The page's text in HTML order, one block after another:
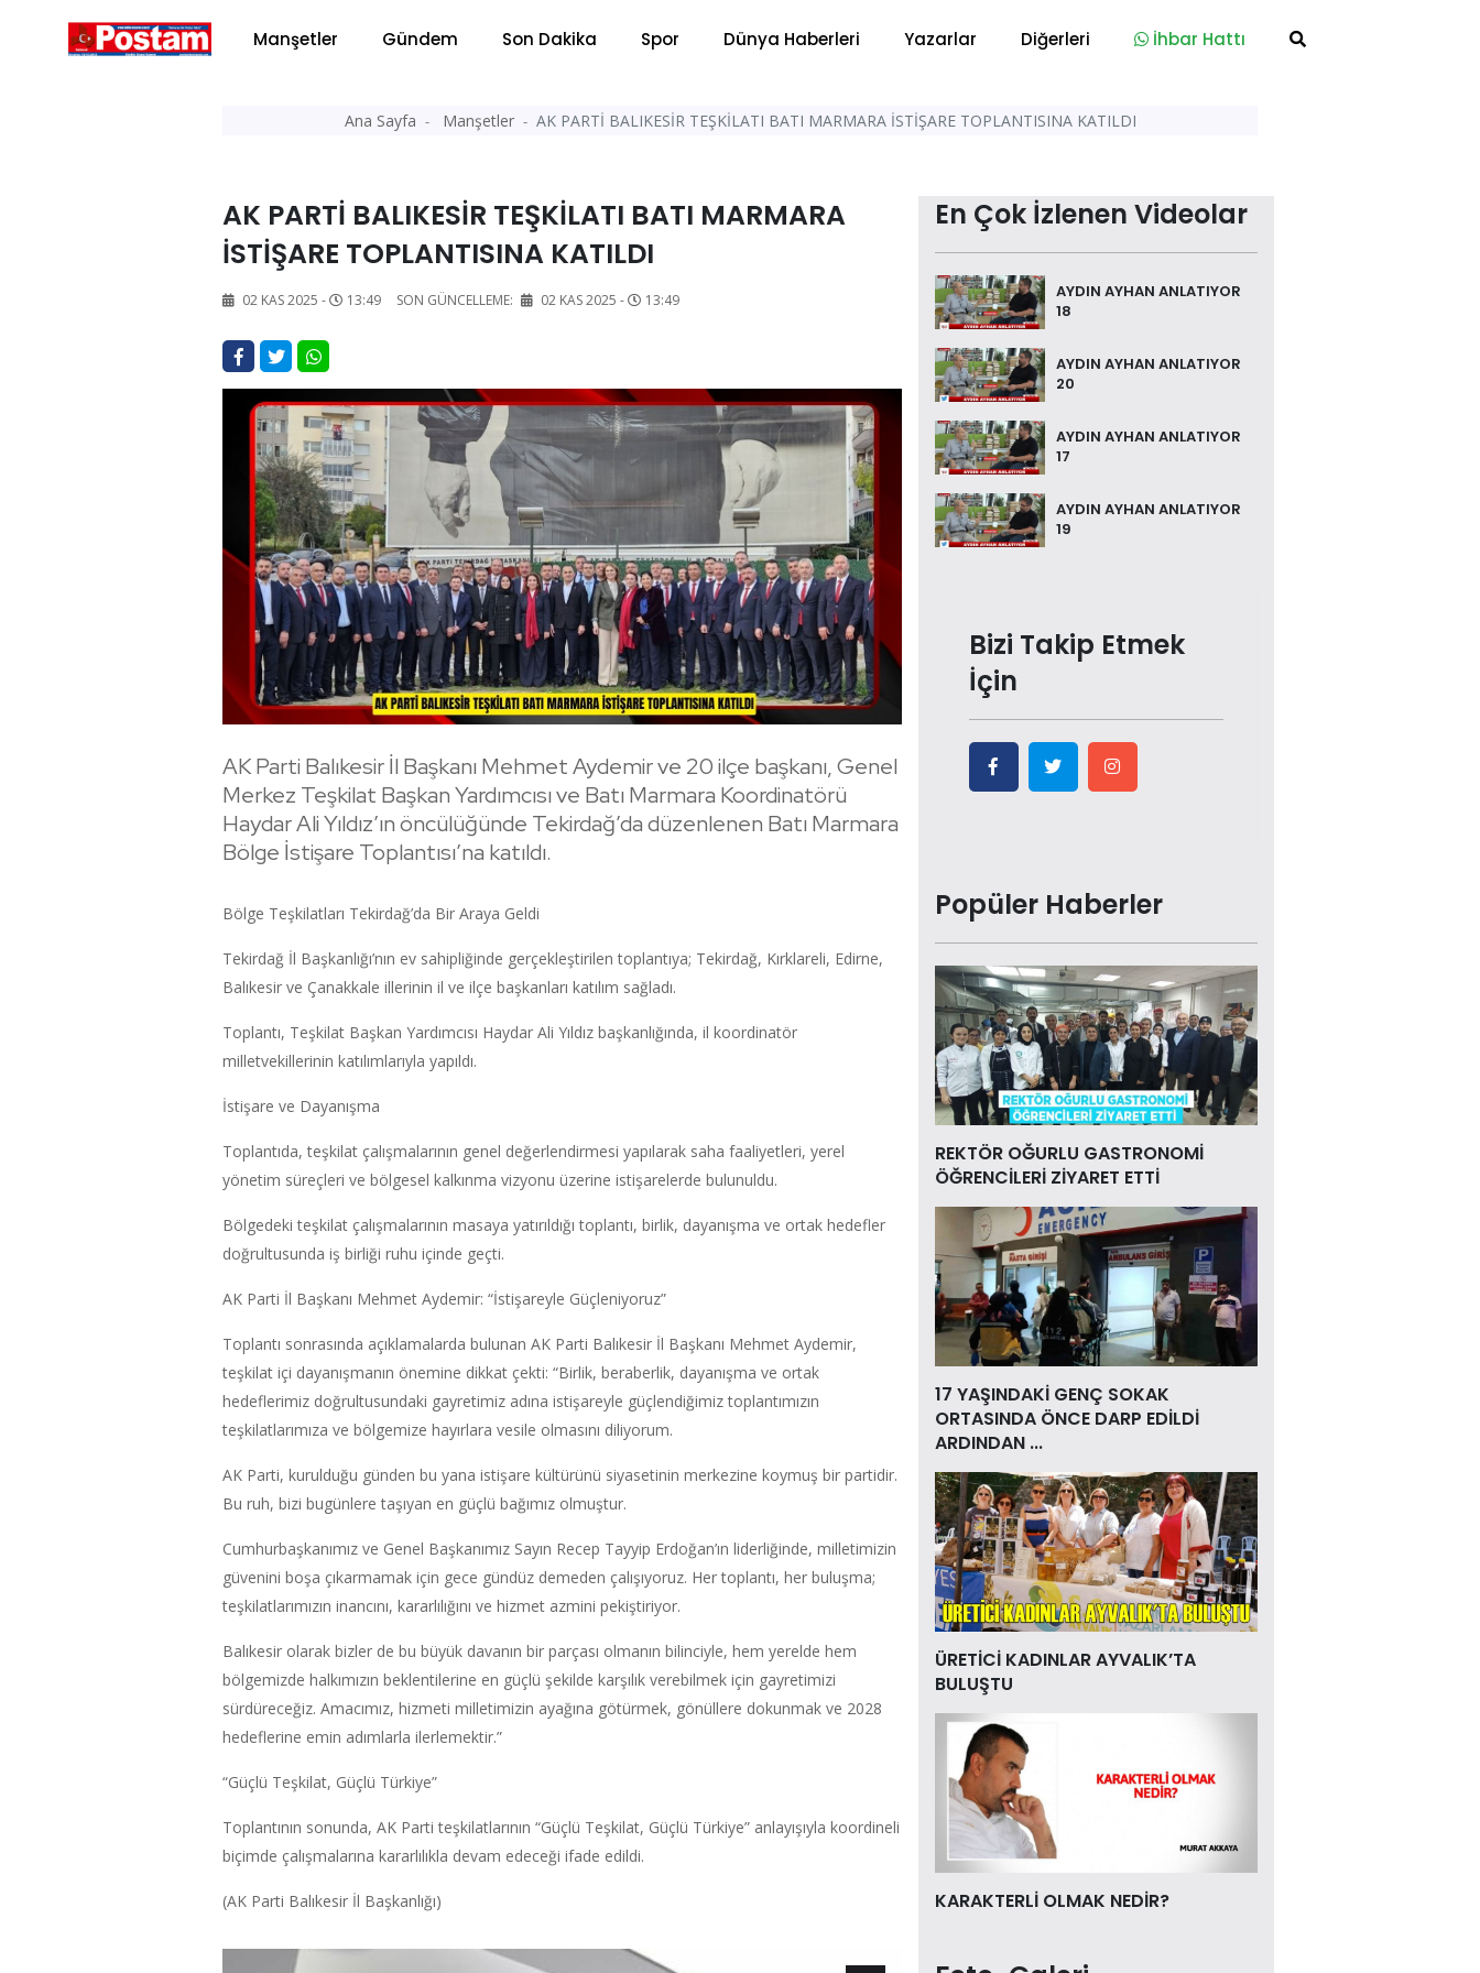
Manşetler Gündem Son Dakika Spor Dünya Haberleri Yazarlar Diğerleri İhbar Hattı
Ana Sayfa Manşetler AK PARTİ BALIKESİR TEŞKİLATI BATI MARMARA İSTİŞARE TOPLANTISINA KATILDI
AK PARTİ BALIKESİR TEŞKİLATI BATI MARMARA
İSTİŞARE TOPLANTISINA KATILDI
02 KAS 2025 - 13:49 SON GÜNCELLEME: 02 KAS 2025 - 13:49
AK Parti Balıkesir İl Başkanı Mehmet Aydemir ve 20 ilçe başkanı, Genel
Merkez Teşkilat Başkan Yardımcısı ve Batı Marmara Koordinatörü
Haydar Ali Yıldız’ın öncülüğünde Tekirdağ’da düzenlenen Batı Marmara
Bölge İstişare Toplantısı’na katıldı.
Bölge Teşkilatları Tekirdağ’da Bir Araya Geldi
Tekirdağ İl Başkanlığı’nın ev sahipliğinde gerçekleştirilen toplantıya; Tekirdağ, Kırklareli, Edirne,
Balıkesir ve Çanakkale illerinin il ve ilçe başkanları katılım sağladı.
Toplantı, Teşkilat Başkan Yardımcısı Haydar Ali Yıldız başkanlığında, il koordinatör
milletvekillerinin katılımlarıyla yapıldı.
İstişare ve Dayanışma
Toplantıda, teşkilat çalışmalarının genel değerlendirmesi yapılarak saha faaliyetleri, yerel
yönetim süreçleri ve bölgesel kalkınma vizyonu üzerine istişarelerde bulunuldu.
Bölgedeki teşkilat çalışmalarının masaya yatırıldığı toplantı, birlik, dayanışma ve ortak hedefler
doğrultusunda iş birliği ruhu içinde geçti.
AK Parti İl Başkanı Mehmet Aydemir: “İstişareyle Güçleniyoruz”
Toplantı sonrasında açıklamalarda bulunan AK Parti Balıkesir İl Başkanı Mehmet Aydemir,
teşkilat içi dayanışmanın önemine dikkat çekti: “Birlik, beraberlik, dayanışma ve ortak
hedeflerimiz doğrultusundaki gayretimiz adına istişareyle güçlendiğimiz toplantımızın
teşkilatlarımıza ve bölgemize hayırlara vesile olmasını diliyorum.
AK Parti, kurulduğu günden bu yana istişare kültürünü siyasetinin merkezine koymuş bir partidir.
Bu ruh, bizi bugünlere taşıyan en güçlü bağımız olmuştur.
Cumhurbaşkanımız ve Genel Başkanımız Sayın Recep Tayyip Erdoğan’ın liderliğinde, milletimizin
güvenini boşa çıkarmamak için gece gündüz demeden çalışıyoruz. Her toplantı, her buluşma;
teşkilatlarımızın inancını, kararlılığını ve hizmet azmini pekiştiriyor.
Balıkesir olarak bizler de bu büyük davanın bir parçası olmanın bilinciyle, hem yerelde hem
bölgemizde halkımızın beklentilerine en güçlü şekilde karşılık verebilmek için gayretimizi
sürdüreceğiz. Amacımız, hizmeti milletimizin ayağına götürmek, gönüllere dokunmak ve 2028
hedeflerine emin adımlarla ilerlemektir.”
“Güçlü Teşkilat, Güçlü Türkiye”
Toplantının sonunda, AK Parti teşkilatlarının “Güçlü Teşkilat, Güçlü Türkiye” anlayışıyla koordineli
biçimde çalışmalarına kararlılıkla devam edeceği ifade edildi.
(AK Parti Balıkesir İl Başkanlığı)
En Çok İzlenen Videolar
AYDIN AYHAN ANLATIYOR
18
AYDIN AYHAN ANLATIYOR
20
AYDIN AYHAN ANLATIYOR
17
AYDIN AYHAN ANLATIYOR
19
Bizi Takip Etmek
İçin
Popüler Haberler
REKTÖR OĞURLU GASTRONOMİ
ÖĞRENCİLERİ ZİYARET ETTİ
17 YAŞINDAKİ GENÇ SOKAK
ORTASINDA ÖNCE DARP EDİLDİ
ARDINDAN ...
ÜRETİCİ KADINLAR AYVALIK’TA
BULUŞTU
KARAKTERLİ OLMAK NEDİR?